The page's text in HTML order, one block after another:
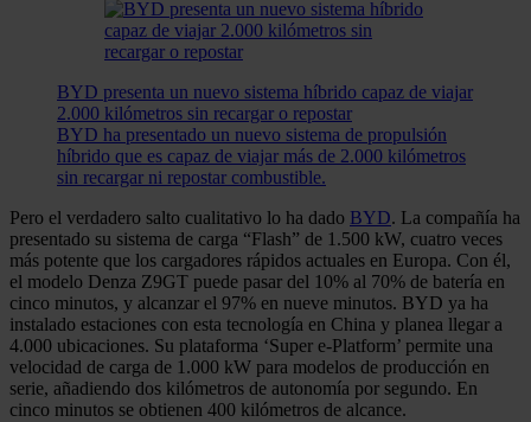
BYD presenta un nuevo sistema híbrido capaz de viajar
2.000 kilómetros sin recargar o repostar
BYD ha presentado un nuevo sistema de propulsión
híbrido que es capaz de viajar más de 2.000 kilómetros
sin recargar ni repostar combustible.
Pero el verdadero salto cualitativo lo ha dado BYD. La compañía ha
presentado su sistema de carga “Flash” de 1.500 kW, cuatro veces
más potente que los cargadores rápidos actuales en Europa. Con él,
el modelo Denza Z9GT puede pasar del 10% al 70% de batería en
cinco minutos, y alcanzar el 97% en nueve minutos. BYD ya ha
instalado estaciones con esta tecnología en China y planea llegar a
4.000 ubicaciones. Su plataforma ‘Super e-Platform’ permite una
velocidad de carga de 1.000 kW para modelos de producción en
serie, añadiendo dos kilómetros de autonomía por segundo. En
cinco minutos se obtienen 400 kilómetros de alcance.